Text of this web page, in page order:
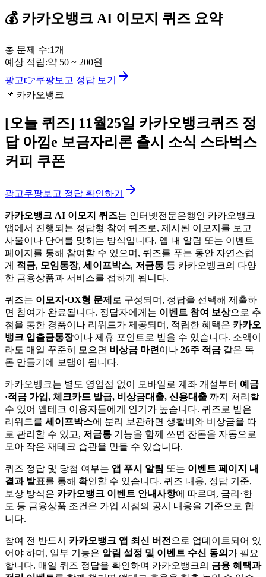
💰 카카오뱅크 AI 이모지 퀴즈 요약
총 문제 수:1개
예상 적립:약 50 ~ 200원
광고👉쿠팡보고 정답 보기
📌 카카오뱅크
[오늘 퀴즈] 11월25일 카카오뱅크퀴즈 정
답 아낌e 보금자리론 출시 소식 스타벅스
커피 쿠폰
광고쿠팡보고 정답 확인하기
카카오뱅크 AI 이모지 퀴즈는 인터넷전문은행인 카카오뱅크
앱에서 진행되는 정답형 참여 퀴즈로, 제시된 이모지를 보고
사물이나 단어를 맞히는 방식입니다. 앱 내 알림 또는 이벤트
페이지를 통해 참여할 수 있으며, 퀴즈를 푸는 동안 자연스럽
게 적금, 모임통장, 세이프박스, 저금통 등 카카오뱅크의 다양
한 금융상품과 서비스를 접하게 됩니다.
퀴즈는 이모지·OX형 문제 로 구성되며, 정답을 선택해 제출하
면 참여가 완료됩니다. 정답자에게는 이벤트 참여 보상으로 추
첨을 통한 경품이나 리워드가 제공되며, 적립한 혜택은 카카오
뱅크 입출금통장이나 제휴 포인트로 받을 수 있습니다. 소액이
라도 매일 꾸준히 모으면 비상금 마련 이나 26주 적금 같은 목
돈 만들기에 보탬이 됩니다.
카카오뱅크는 별도 영업점 없이 모바일로 계좌 개설부터 예금
·적금 가입, 체크카드 발급, 비상금대출, 신용대출 까지 처리할
수 있어 앱테크 이용자들에게 인기가 높습니다. 퀴즈로 받은
리워드를 세이프박스에 분리 보관하면 생활비와 비상금을 따
로 관리할 수 있고, 저금통 기능을 함께 쓰면 잔돈을 자동으로
모아 작은 재테크 습관을 만들 수 있습니다.
퀴즈 정답 및 당첨 여부는 앱 푸시 알림 또는 이벤트 페이지 내
결과 발표를 통해 확인할 수 있습니다. 퀴즈 내용, 정답 기준,
보상 방식은 카카오뱅크 이벤트 안내사항에 따르며, 금리·한
도 등 금융상품 조건은 가입 시점의 공시 내용을 기준으로 합
니다.
참여 전 반드시 카카오뱅크 앱 최신 버전 으로 업데이트되어 있
어야 하며, 일부 기능은 알림 설정 및 이벤트 수신 동의 가 필요
합니다. 매일 퀴즈 정답을 확인하며 카카오뱅크의 금융 혜택과